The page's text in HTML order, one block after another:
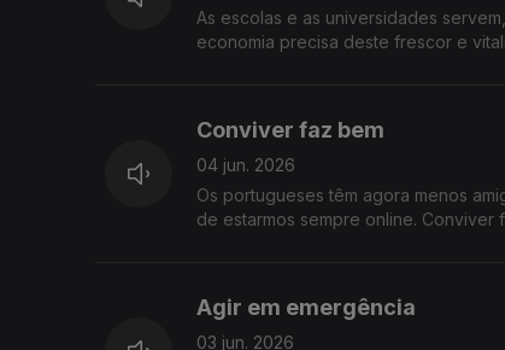
As escolas e as universidades
economia precisa deste frescor e
Conviver faz bem
04 jun. 2026
Os portugueses têm agora menos
de estarmos sempre online. Conviver
Agir em emergência
03 jun. 2026